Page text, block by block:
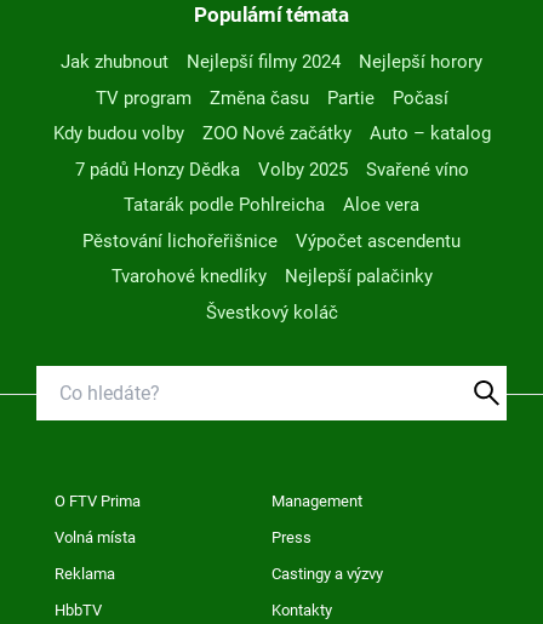
Populární témata
Jak zhubnout Nejlepší filmy 2024
Nejlepší horory
TV program
Změna času Partie
Počasí
Kdy budou volby
ZOO Nové začátky
Auto – katalog
7 pádů Honzy Dědka
Volby 2025
Svařené víno
Tatarák podle Pohlreicha
Aloe vera
Pěstování lichořeřišnice
Výpočet ascendentu
Tvarohové knedlíky
Nejlepší palačinky
Švestkový koláč
O FTV Prima Management
Volná místa Press
Reklama Castingy a výzvy
HbbTV Kontakty